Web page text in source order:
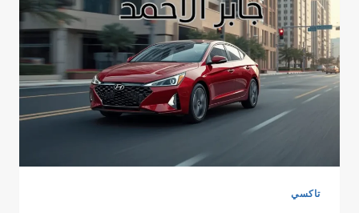
رحلة
مع
تاكسي
الخيران
تاكسي